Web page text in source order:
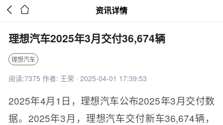
  资讯详情
理想汽车2025年3月交付36,674辆
理想汽车
阅读:7375 作者: 王荣 · 2025-04-01 17:39:53
2025年4月1日，理想汽车公布2025年3月交付数
据。2025年3月，理想汽车交付新车36,674辆，